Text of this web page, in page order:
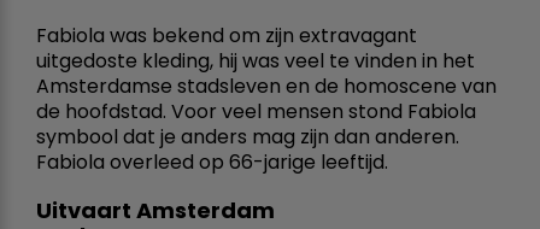
Fabiola was bekend om zijn extravagant
uitgedoste kleding, hij was veel te vinden in het
Amsterdamse stadsleven en de homoscene van
de hoofdstad. Voor veel mensen stond Fabiola
symbool dat je anders mag zijn dan anderen.
Fabiola overleed op 66-jarige leeftijd.
Uitvaart Amsterdam